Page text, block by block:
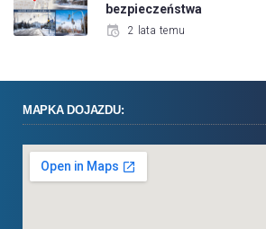
bezpieczeństwa
2 lata temu
MAPKA DOJAZDU: